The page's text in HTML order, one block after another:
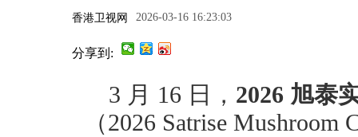
香港卫视网 2026-03-16 16:23:03
分享到:
3 月 16 日， 2026 旭泰
（2026 Satrise